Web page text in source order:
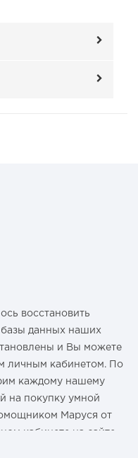
восстановить
базы данных наших
и Вы можете
личным кабинетом. По
каждому нашему
на покупку умной
Маруся от
кабинете на сайте